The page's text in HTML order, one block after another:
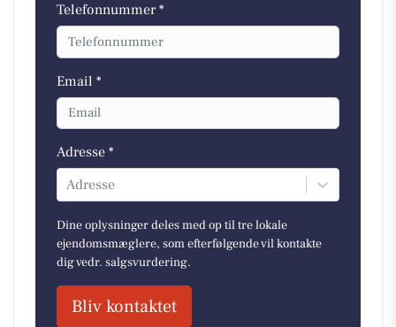
Telefonnummer *
Email *
Adresse *
Adresse
Dine oplysninger deles med op til tre lokale
ejendomsmæglere, som efterfølgende vil kontakte
dig vedr. salgsvurdering.
Bliv kontaktet